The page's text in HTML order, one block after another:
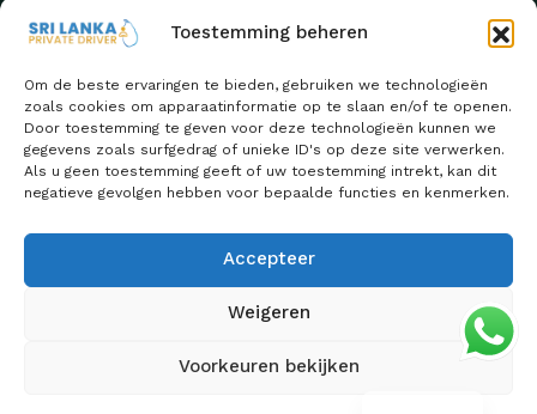
Toestemming beheren
Om de beste ervaringen te bieden, gebruiken we technologieën
zoals cookies om apparaatinformatie op te slaan en/of te openen.
Door toestemming te geven voor deze technologieën kunnen we
gegevens zoals surfgedrag of unieke ID's op deze site verwerken.
Als u geen toestemming geeft of uw toestemming intrekt, kan dit
negatieve gevolgen hebben voor bepaalde functies en kenmerken.
Accepteer
Weigeren
Voorkeuren bekijken
Sri Lanka Privéchauffeur wordt met trots
| Ontwerp door